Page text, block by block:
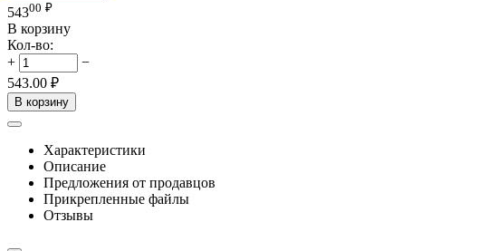
54300 ₽
В корзину
Кол-во:
+
−
543.00 ₽
В корзину
Характеристики
Описание
Предложения от продавцов
Прикрепленные файлы
Отзывы